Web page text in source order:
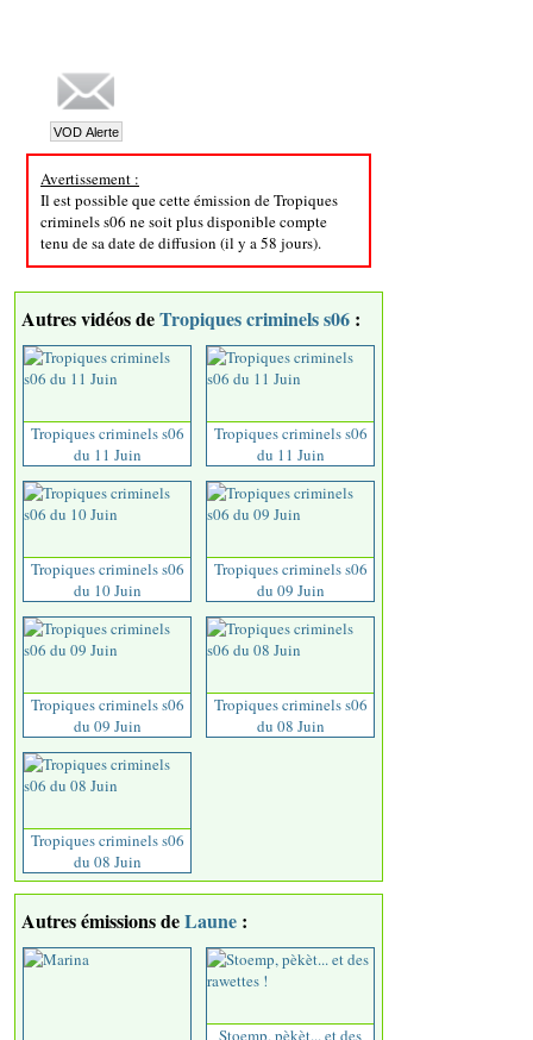
Avertissement :
Il est possible que cette émission de Tropiques
criminels s06 ne soit plus disponible compte
tenu de sa date de diffusion (il y a 58 jours).
Autres vidéos deTropiques criminels s06 :
Tropiques criminels s06
du 11 Juin
Tropiques criminels s06
du 11 Juin
Tropiques criminels s06
du 10 Juin
Tropiques criminels s06
du 09 Juin
Tropiques criminels s06
du 09 Juin
Tropiques criminels s06
du 08 Juin
Tropiques criminels s06
du 08 Juin
Autres émissions deLaune :
Stoemp, pèkèt... et des